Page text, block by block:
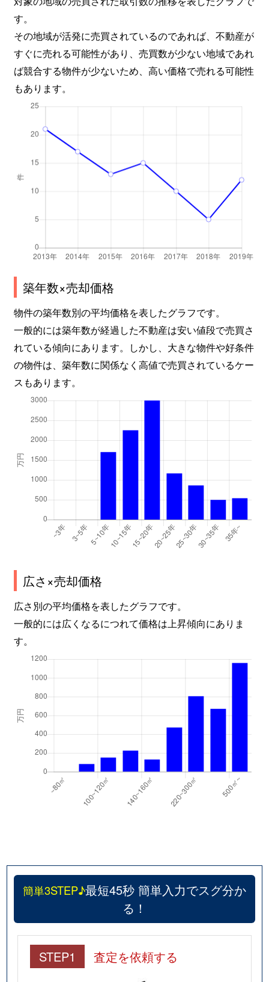
す。
その地域が活発に売買されているのであれば、不動産が
すぐに売れる可能性があり、売買数が少ない地域であれ
ば競合する物件が少ないため、高い価格で売れる可能性
もあります。
築年数×売却価格
物件の築年数別の平均価格を表したグラフです。
一般的には築年数が経過した不動産は安い値段で売買さ
れている傾向にあります。しかし、大きな物件や好条件
の物件は、築年数に関係なく高値で売買されているケー
スもあります。
広さ×売却価格
広さ別の平均価格を表したグラフです。
一般的には広くなるにつれて価格は上昇傾向にありま
す。
簡単3STEP♪最短45秒 簡単入力でスグ分か
る！
STEP1 査定を依頼する